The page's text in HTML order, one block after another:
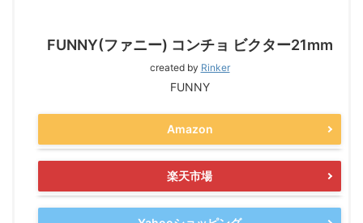
FUNNY(ファニー) コンチョ ビクター21mm
created by Rinker
FUNNY
Amazon
楽天市場